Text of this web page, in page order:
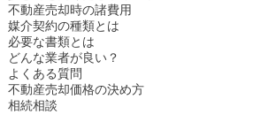
不動産売却時の諸費用
媒介契約の種類とは
必要な書類とは
どんな業者が良い？
よくある質問
不動産売却価格の決め方
相続相談